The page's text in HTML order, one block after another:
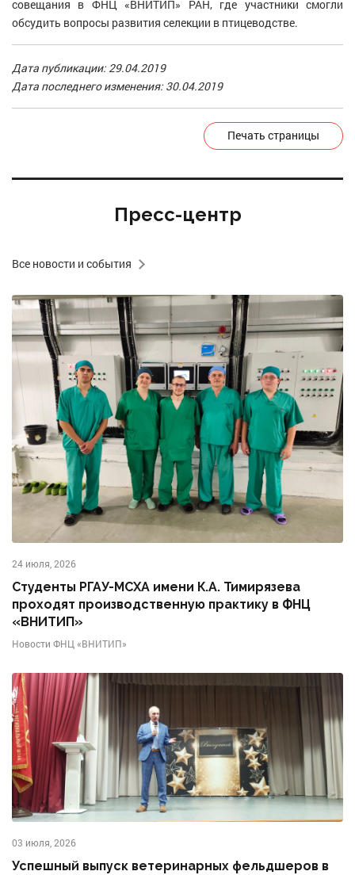
совещания в ФНЦ «ВНИТИП» РАН, где участники смогли
обсудить вопросы развития селекции в птицеводстве.
Дата публикации: 29.04.2019
Дата последнего изменения: 30.04.2019
Печать страницы
Пресс-центр
Все новости и события
24 июля, 2026
Студенты РГАУ-МСХА имени К.А. Тимирязева
проходят производственную практику в ФНЦ
«ВНИТИП»
Новости ФНЦ «ВНИТИП»
03 июля, 2026
Успешный выпуск ветеринарных фельдшеров в